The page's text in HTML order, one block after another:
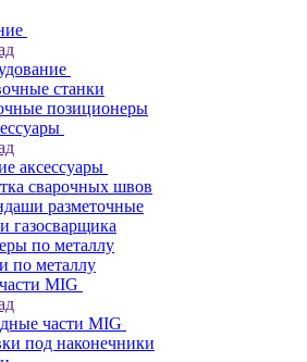
станки
позиционеры
аксессуары
сварочных швов
разметочные
газосварщика
по металлу
по металлу
MIG
части MIG
под наконечники